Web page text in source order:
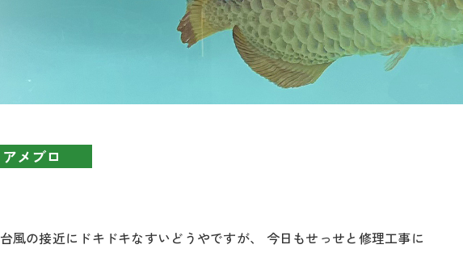
アメブロ
台風の接近にドキドキなすいどうやですが、 今日もせっせと修理工事に